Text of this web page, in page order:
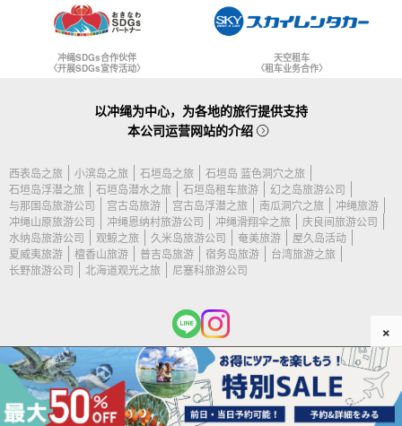
冲绳SDGs合作伙伴
〈开展SDGs宣传活动〉
天空租车
〈租车业务合作〉
以冲绳为中心，为各地的旅行提供支持
本公司运营网站的介绍
西表岛之旅 小滨岛之旅 石垣岛之旅
石垣岛 蓝色洞穴之旅
石垣岛浮潜之旅
石垣岛潜水之旅 石垣岛租车旅游
幻之岛旅游公司
与那国岛旅游公司
宫古岛旅游 宫古岛浮潜之旅 南瓜洞穴之旅
冲绳旅游
冲绳山原旅游公司
冲绳恩纳村旅游公司 冲绳滑翔伞之旅
庆良间旅游公司
水纳岛旅游公司
观鲸之旅 久米岛旅游公司 奄美旅游
屋久岛活动
夏威夷旅游
檀香山旅游 普吉岛旅游 宿务岛旅游
台湾旅游之旅
长野旅游公司
北海道观光之旅 尼塞科旅游公司
(c) 2026 石垣岛旅游公司 保留所有权利。.
×